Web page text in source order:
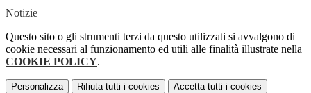
Notizie
Questo sito o gli strumenti terzi da questo utilizzati si avvalgono di
cookie necessari al funzionamento ed utili alle finalità illustrate nella
COOKIE POLICY.
Personalizza Rifiuta tutti i cookies Accetta tutti i cookies